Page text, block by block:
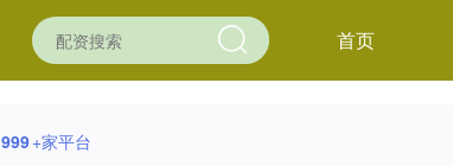
首页
999+家平台